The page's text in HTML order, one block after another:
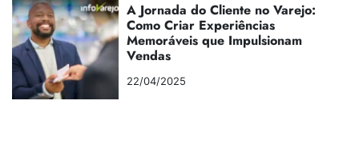
A Jornada do Cliente no Varejo:
Como Criar Experiências
Memoráveis que Impulsionam
Vendas
22/04/2025